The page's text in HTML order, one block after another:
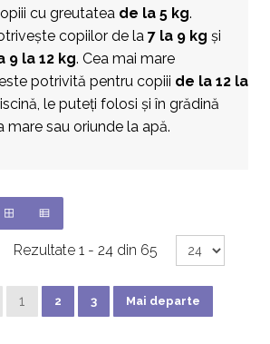
cu greutatea de la 5 kg.
copiilor de la 7 la 9 kg și
9 la 12 kg. Cea mai mare
potrivită pentru copiii de la 12 la
le puteți folosi și în grădină
mare sau oriunde la apă.
Rezultate 1 - 24 din 65
1 2 3 Mai departe